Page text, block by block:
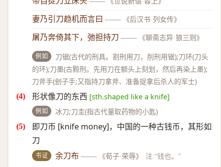
妻乃引刀趋机而言曰 —— 《后汉书·列女传》
屠乃奔倚其下，弛担持刀 —— 《聊斋志异·狼三则》
例如
刀锯(古代的刑具。割刑用刀，刖刑用锯);刀环(刀头
的环);刀墨(古黥刑。先用刀在额头上刻划，然后再染上墨);
刀斧手(刽子手;又指持刀拿斧、准备捉拿后杀人的军士)
形状像刀的东西 [sth.shaped like a knife]
例如 冰刀;刀圭(指古代量取药物的小匙)
即刀币 [knife money]，中国的一种古钱币，其形如
刀
书证 余刀布 —— 《荀子·荣辱》 注:“钱也。”